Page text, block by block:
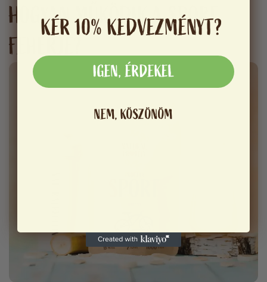
HOGYAN MŰKÖDIK A SPORT
FEHÉRJE?
KÉR 10% KEDVEZMÉNYT?
IGEN, ÉRDEKEL
NEM, KÖSZÖNÖM